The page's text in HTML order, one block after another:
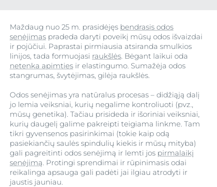
Maždaug nuo 25 m. prasidėjęs bendrasis odos
senėjimas pradeda daryti poveikį mūsų odos išvaizdai
ir pojūčiui. Paprastai pirmiausia atsiranda smulkios
linijos, tada formuojasi raukšlės. Bėgant laikui oda
netenka apimties ir elastingumo. Sumažėja odos
stangrumas, švytėjimas, gilėja raukšlės.
Odos senėjimas yra natūralus procesas – didžiąją dalį
jo lemia veiksniai, kurių negalime kontroliuoti (pvz.,
mūsų genetika). Tačiau prisideda ir išoriniai veiksniai,
kurių daugelį galime pakreipti teigiama linkme. Tam
tikri gyvensenos pasirinkimai (tokie kaip odą
pasiekiančių saulės spindulių kiekis ir mūsų mityba)
gali pagreitinti odos senėjimą ir lemti jos pirmalaikį
senėjimą. Protingi sprendimai ir rūpinimasis odai
reikalinga apsauga gali padėti jai ilgiau atrodyti ir
jaustis jauniau.